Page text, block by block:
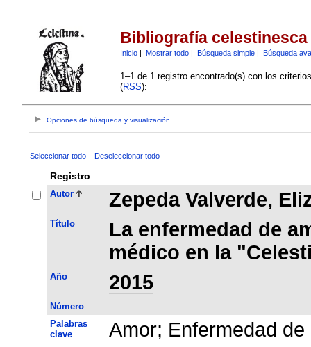
Bibliografía celestinesca
Inicio| Mostrar todo| Búsqueda simple| Búsqueda
1–1 de 1 registro encontrado(s) con los
(RSS):
Opciones de búsqueda y visualización
Seleccionar todo Deseleccionar todo
Registro
Autor Zepeda Valverde,
Título
La enfermedad de
médico en la
Año 2015
Número
Palabras
clave
Amor; Enfermedad de